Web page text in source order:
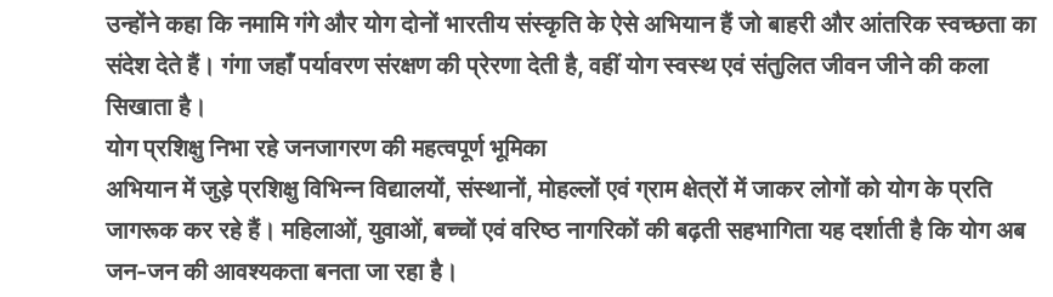
उन्होंने कहा कि नमामि गंगे और योग दोनों भारतीय संस्कृति के ऐसे अभियान हैं जो बाहरी और आंतरिक स्वच्छता का
संदेश देते हैं। गंगा जहाँ पर्यावरण संरक्षण की प्रेरणा देती है, वहीं योग स्वस्थ एवं संतुलित जीवन जीने की कला
सिखाता है।
योग प्रशिक्षु निभा रहे जनजागरण की महत्वपूर्ण भूमिका
अभियान में जुड़े प्रशिक्षु विभिन्न विद्यालयों, संस्थानों, मोहल्लों एवं ग्राम क्षेत्रों में जाकर लोगों को योग के प्रति
जागरूक कर रहे हैं। महिलाओं, युवाओं, बच्चों एवं वरिष्ठ नागरिकों की बढ़ती सहभागिता यह दर्शाती है कि योग अब
जन-जन की आवश्यकता बनता जा रहा है।